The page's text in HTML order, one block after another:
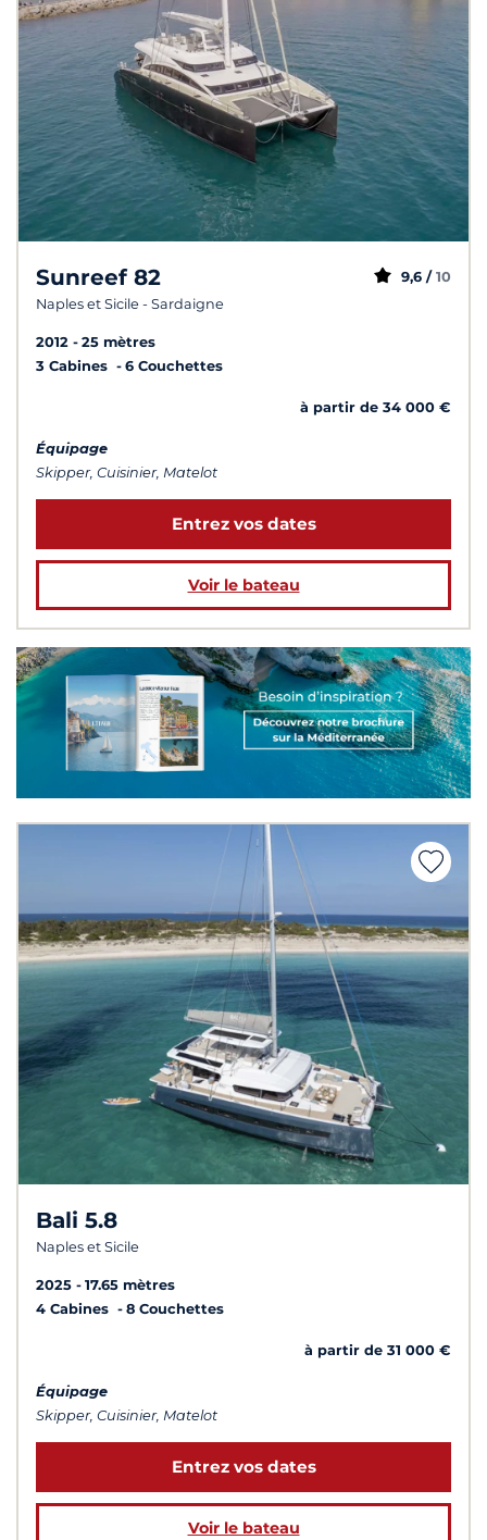
Sunreef 82
Naples et Sicile - Sardaigne
9,6 / 10
2012
25 mètres
3 Cabines
6 Couchettes
à partir de 34 000 €
Équipage
Skipper, Cuisinier, Matelot
Entrez vos dates
Voir le bateau
Bali 5.8
Naples et Sicile
2025
17.65 mètres
4 Cabines
8 Couchettes
à partir de 31 000 €
Équipage
Skipper, Cuisinier, Matelot
Entrez vos dates
Voir le bateau